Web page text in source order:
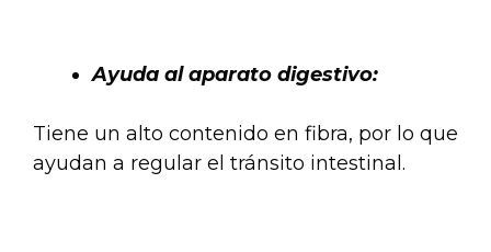
Ayuda al aparato digestivo:
Tiene un alto contenido en fibra, por lo que
ayudan a regular el tránsito intestinal.